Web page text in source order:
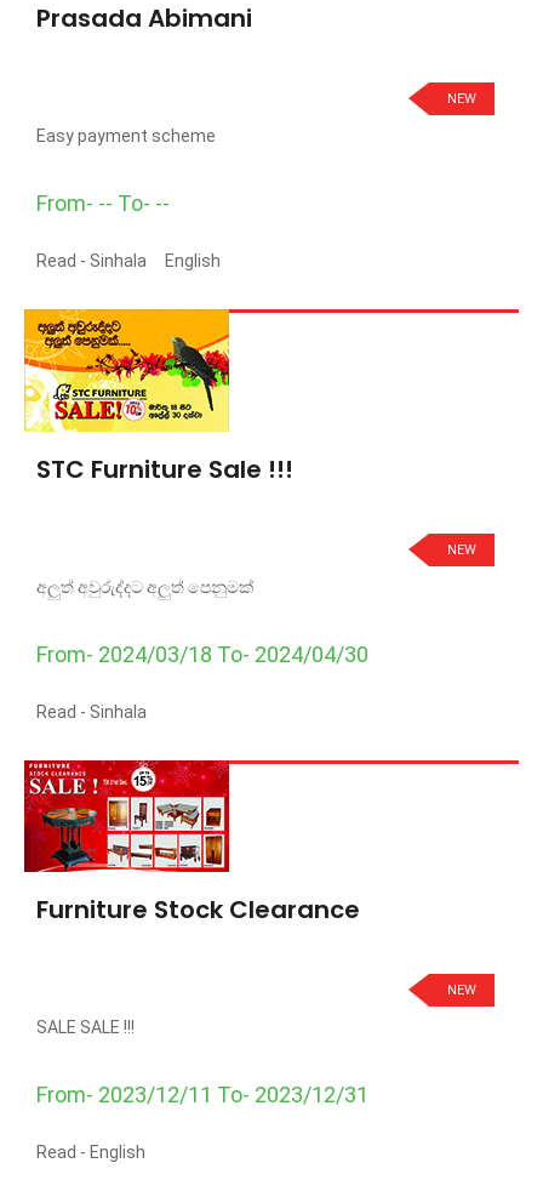
Prasada Abimani
NEW
Easy payment scheme
From- -- To- --
Read - Sinhala English
STC Furniture Sale !!!
NEW
අලුත් අවුරුද්දට අලුත් පෙනුමක්
From- 2024/03/18 To- 2024/04/30
Read - Sinhala
Furniture Stock Clearance
NEW
SALE SALE !!!
From- 2023/12/11 To- 2023/12/31
Read - English